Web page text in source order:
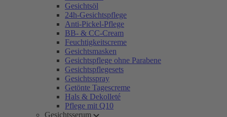
Gesichtsöl
24h-Gesichtspflege
Anti-Pickel-Pflege
BB- & CC-Cream
Feuchtigkeitscreme
Gesichtsmasken
Gesichtspflege ohne Parabene
Gesichtspflegesets
Gesichtsspray
Getönte Tagescreme
Hals & Dekolleté
Pflege mit Q10
Gesichtsserum